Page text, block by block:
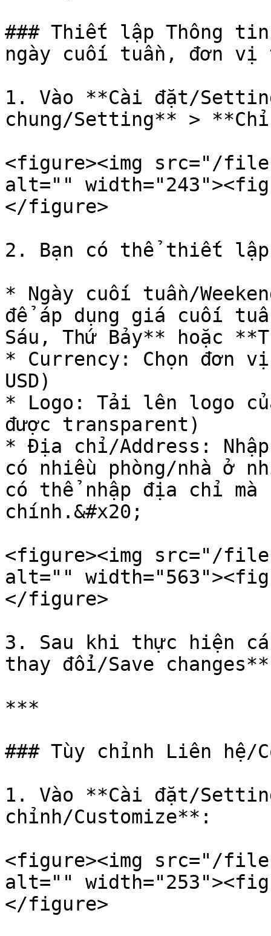
### Thiết lập Thông
ngày cuối tuần, đơn vị
1. Vào **Cài đặt/
chung/Setting** >
<figure><img src="/files/
alt=""
</figure>
2. Bạn có thể thiết
* Ngày cuối tuần/
để áp dụng giá cuối
Sáu, Thứ Bảy** hoặc
* Currency: Chọn đơn
USD)
* Logo: Tải lên logo
được transparent)
* Địa chỉ/Address:
có nhiều phòng/nhà ở
có thể nhập địa chỉ mà
chính.&#x20;
<figure><img src="/files/
alt=""
</figure>
3. Sau khi thực hiện
thay đổi/Save
***
### Tùy chỉnh Liên hệ/
1. Vào **Cài đặt/
chỉnh/Customize**:
<figure><img src="/
alt=""
</figure>